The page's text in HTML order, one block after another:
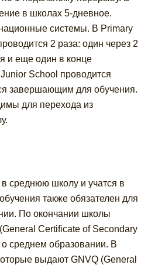
в школах 5-дневное.
системы. В Primary
2 раза: один через 2
и еще один в конце
School проводится
завершающим для обучения.
для перехода из
в среднюю школу и учатся в
также обязателен для
По окончании школы
Certificate of Secondary
о среднем образовании. В
выдают GNVQ (General